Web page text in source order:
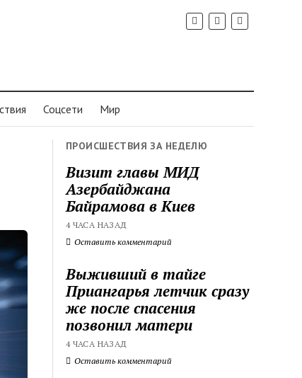
Соцсети Мир
ПРОИСШЕСТВИЯ ЗА НЕДЕЛЮ
Визит главы МИД
Азербайджана
Байрамова в Киев
4 ЧАСА НАЗАД
Оставить комментарий
Выживший в тайге
Приангарья летчик сразу
же после спасения
позвонил матери
4 ЧАСА НАЗАД
Оставить комментарий